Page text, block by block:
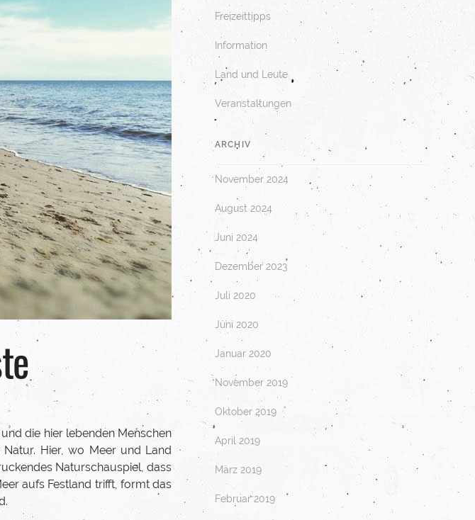
die hier lebenden Menschen
Hier, wo Meer und Land
Naturschauspiel, dass
aufs Festland trifft, formt das
Freizeittipps
Information
Land und Leute
Veranstaltungen
ARCHIV
November 2024
August 2024
Juni 2024
Dezember 2023
Juli 2020
Juni 2020
Januar 2020
November 2019
Oktober 2019
April 2019
März 2019
Februar 2019